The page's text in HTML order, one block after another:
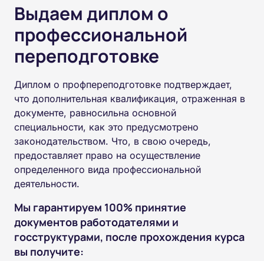
Выдаем диплом о
профессиональной
переподготовке
Диплом о профпереподготовке подтверждает,
что дополнительная квалификация, отраженная в
документе, равносильна основной
специальности, как это предусмотрено
законодательством. Что, в свою очередь,
предоставляет право на осуществление
определенного вида профессиональной
деятельности.
Мы гарантируем 100% принятие
документов работодателями и
госструктурами, после прохождения курса
вы получите: